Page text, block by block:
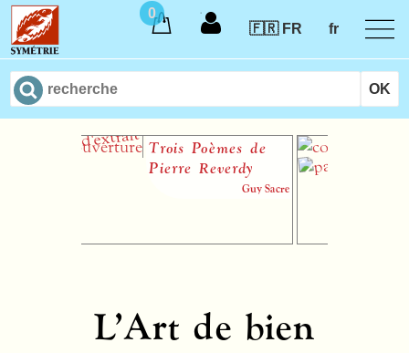
0
🇫🇷 FR
fr
Trois Poèmes de
Pierre Reverdy
Guy Sacre
L’Art de bien